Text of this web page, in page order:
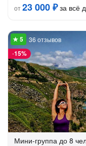
от23 000 ₽за всё
-15%
36 отзывов
Мини-группа до 8